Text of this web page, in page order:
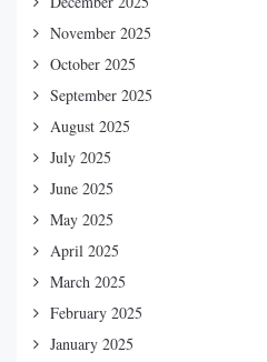
November 2025
October 2025
September 2025
August 2025
July 2025
June 2025
May 2025
April 2025
March 2025
February 2025
January 2025